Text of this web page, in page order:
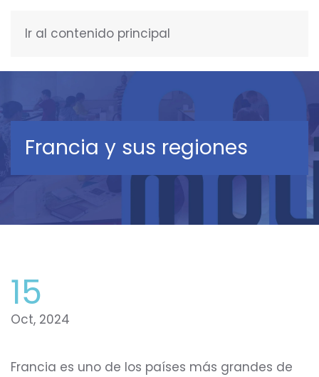
Ir al contenido principal
Francia y sus regiones
15
Oct, 2024
Francia es uno de los países más grandes de